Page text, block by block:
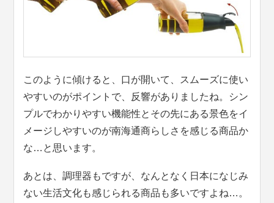
このように傾けると、口が開いて、スムーズに使い
やすいのがポイントで、反響がありましたね。シン
プルでわかりやすい機能性とその先にある景色をイ
メージしやすいのが南海通商らしさを感じる商品か
な…と思います。
あとは、調理器もですが、なんとなく日本になじみ
ない生活文化も感じられる商品も多いですよね…。